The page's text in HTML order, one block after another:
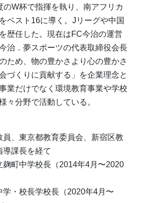
のW杯で指揮を執り、南アフリカ
ベスト 16に導く。J リーグや中国
歴任した。現在はFC今治の運営
治．夢スポーツの代表取締役会長
ため、物の豊かさより心の豊かさ
づくりに貢献する」を企業理念と
業だけでなく環境教育事業や学校
々分野で活動している。
員、東京都教育委員会、新宿区教
導課長を経て
麹町中学校長（2014年4月〜2020
学・校長学校長（2020年4月〜